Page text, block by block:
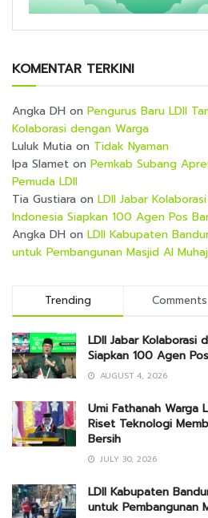
KOMENTAR TERKINI
Angka DH on Pengurus Baru LDII
Kolaborasi dengan Warga
Luluk Mutia on Tidak Nyaman
Ipa Slamet on Pemkab Subang
Pemuda LDII
Tia Gustiara on LDII Jabar
Indonesia Siapkan 100 Agen Pos
Angka DH on LDII Kabupaten
untuk Pembangunan Masjid Al
Trending Comments
LDII Jabar Kolaborasi
Siapkan 100 Agen
AUGUST 4, 2026
Umi Fathanah Warga
Riset Teknologi
Bersih
JULY 30, 2026
LDII Kabupaten
untuk Pembangunan